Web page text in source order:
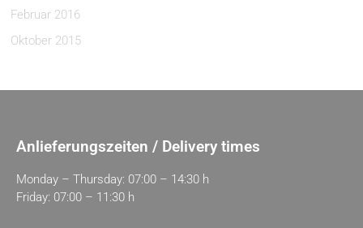
Februar 2016
Oktober 2015
Anlieferungszeiten / Delivery times
Monday – Thursday: 07:00 – 14:30 h
Friday: 07:00 – 11:30 h